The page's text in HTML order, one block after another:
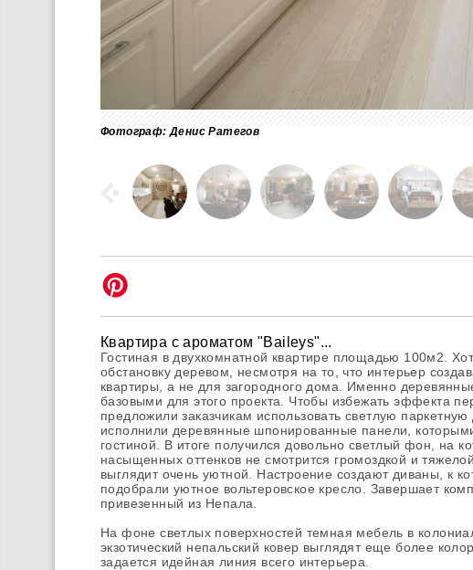
Фотограф: Денис Ратегов
Квартира с ароматом "Baileys"...
Гостиная в двухкомнатной квартире площадью 100м2.
обстановку деревом, несмотря на то, что интерьер
квартиры, а не для загородного дома. Именно
базовыми для этого проекта. Чтобы избежать эффекта
предложили заказчикам использовать светлую паркетную
исполнили деревянные шпонированные панели,
гостиной. В итоге получился довольно светлый фон, на
насыщенных оттенков не смотрится громоздкой и
выглядит очень уютной. Настроение создают диваны, к
подобрали уютное вольтеровское кресло. Завершает
привезенный из Непала.
На фоне светлых поверхностей темная мебель в
экзотический непальский ковер выглядят еще более
задается идейная линия всего интерьера.